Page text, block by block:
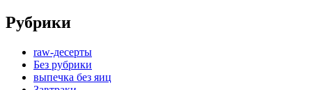
Рубрики
raw-десерты
Без рубрики
выпечка без яиц